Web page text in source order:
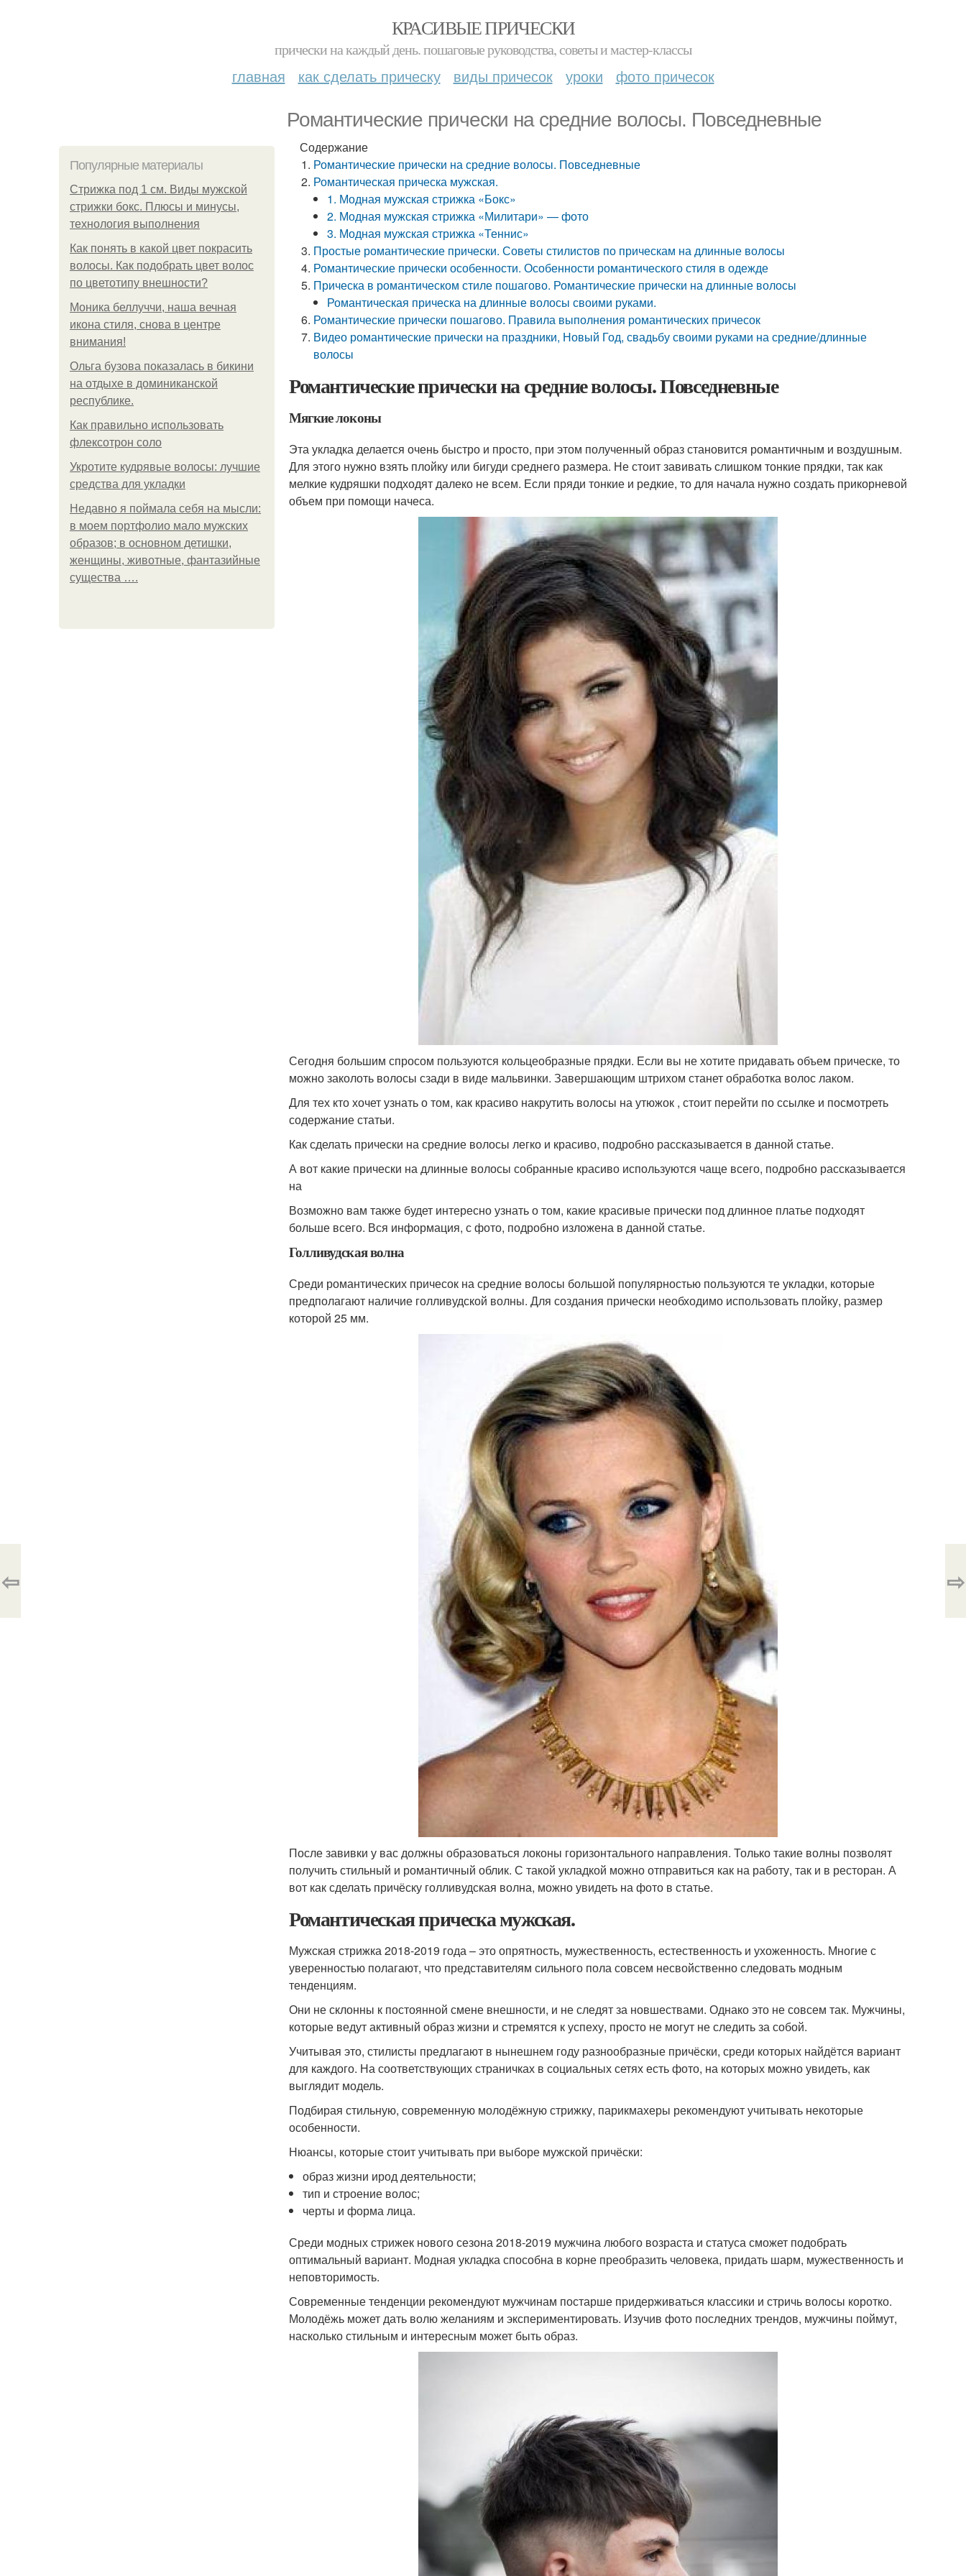
КРАСИВЫЕ ПРИЧЕСКИ
прически на каждый день. пошаговые руководства, советы и мастер-классы
главная как сделать прическу виды причесок уроки фото причесок
Романтические прически на средние волосы. Повседневные
Популярные материалы
Стрижка под 1 см. Виды мужской
стрижки бокс. Плюсы и минусы,
технология выполнения
Как понять в какой цвет покрасить
волосы. Как подобрать цвет волос
по цветотипу внешности?
Моника беллуччи, наша вечная
икона стиля, снова в центре
внимания!
Ольга бузова показалась в бикини
на отдыхе в доминиканской
республике.
Как правильно использовать
флексотрон соло
Укротите кудрявые волосы: лучшие
средства для укладки
Недавно я поймала себя на мысли:
в моем портфолио мало мужских
образов; в основном детишки,
женщины, животные, фантазийные
существа ….
Содержание
Романтические прически на средние волосы. Повседневные
Романтическая прическа мужская.
1. Модная мужская стрижка «Бокс»
2. Модная мужская стрижка «Милитари» — фото
3. Модная мужская стрижка «Теннис»
Простые романтические прически. Советы стилистов по прическам на длинные волосы
Романтические прически особенности. Особенности романтического стиля в одежде
Прическа в романтическом стиле пошагово. Романтические прически на длинные волосы
Романтическая прическа на длинные волосы своими руками.
Романтические прически пошагово. Правила выполнения романтических причесок
Видео романтические прически на праздники, Новый Год, свадьбу своими руками на средние/длинные
волосы
Романтические прически на средние волосы. Повседневные
Мягкие локоны
Эта укладка делается очень быстро и просто, при этом полученный образ становится романтичным и воздушным.
Для этого нужно взять плойку или бигуди среднего размера. Не стоит завивать слишком тонкие прядки, так как
мелкие кудряшки подходят далеко не всем. Если пряди тонкие и редкие, то для начала нужно создать прикорневой
объем при помощи начеса.
Сегодня большим спросом пользуются кольцеобразные прядки. Если вы не хотите придавать объем прическе, то
можно заколоть волосы сзади в виде мальвинки. Завершающим штрихом станет обработка волос лаком.
Для тех кто хочет узнать о том, как красиво накрутить волосы на утюжок , стоит перейти по ссылке и посмотреть
содержание статьи.
Как сделать прически на средние волосы легко и красиво, подробно рассказывается в данной статье.
А вот какие прически на длинные волосы собранные красиво используются чаще всего, подробно рассказывается
на
Возможно вам также будет интересно узнать о том, какие красивые прически под длинное платье подходят
больше всего. Вся информация, с фото, подробно изложена в данной статье.
Голливудская волна
Среди романтических причесок на средние волосы большой популярностью пользуются те укладки, которые
предполагают наличие голливудской волны. Для создания прически необходимо использовать плойку, размер
которой 25 мм.
После завивки у вас должны образоваться локоны горизонтального направления. Только такие волны позволят
получить стильный и романтичный облик. С такой укладкой можно отправиться как на работу, так и в ресторан. А
вот как сделать причёску голливудская волна, можно увидеть на фото в статье.
Романтическая прическа мужская.
Мужская стрижка 2018-2019 года – это опрятность, мужественность, естественность и ухоженность. Многие с
уверенностью полагают, что представителям сильного пола совсем несвойственно следовать модным
тенденциям.
Они не склонны к постоянной смене внешности, и не следят за новшествами. Однако это не совсем так. Мужчины,
которые ведут активный образ жизни и стремятся к успеху, просто не могут не следить за собой.
Учитывая это, стилисты предлагают в нынешнем году разнообразные причёски, среди которых найдётся вариант
для каждого. На соответствующих страничках в социальных сетях есть фото, на которых можно увидеть, как
выглядит модель.
Подбирая стильную, современную молодёжную стрижку, парикмахеры рекомендуют учитывать некоторые
особенности.
Нюансы, которые стоит учитывать при выборе мужской причёски:
образ жизни ирод деятельности;
тип и строение волос;
черты и форма лица.
Среди модных стрижек нового сезона 2018-2019 мужчина любого возраста и статуса сможет подобрать
оптимальный вариант. Модная укладка способна в корне преобразить человека, придать шарм, мужественность и
неповторимость.
Современные тенденции рекомендуют мужчинам постарше придерживаться классики и стричь волосы коротко.
Молодёжь может дать волю желаниям и экспериментировать. Изучив фото последних трендов, мужчины поймут,
насколько стильным и интересным может быть образ.
⇦ ⇨